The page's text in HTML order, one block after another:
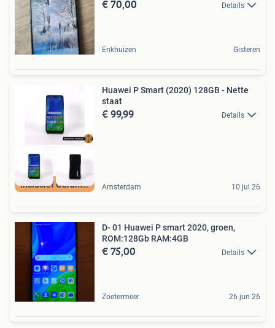
€ 70,00 Details
Enkhuizen Gisteren
Inclusief Garantie
Huawei P Smart (2020) 128GB - Nette
staat
€ 99,99 Details
Amsterdam 10 jul 26
D- 01 Huawei P smart 2020, groen,
ROM:128Gb RAM:4GB
€ 75,00 Details
Zoetermeer 26 jun 26